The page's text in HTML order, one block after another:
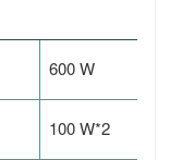
600 W
100 W*2